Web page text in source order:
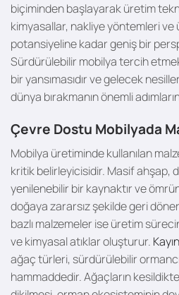
biçiminden başlayarak üretim
kimyasallar, nakliye yöntemleri
potansiyeline kadar geniş bir
Sürdürülebilir mobilya tercih
bir yansımasıdır ve gelecek
dünya bırakmanın önemli
Çevre Dostu Mobilyada
Mobilya üretiminde kullanılan
kritik belirleyicisidir. Masif ahşap,
yenilenebilir bir kaynaktır ve
doğaya zararsız şekilde geri
bazlı malzemeler ise üretim
ve kimyasal atıklar oluşturur.
ağaç türleri, sürdürülebilir
hammaddedir. Ağaçların